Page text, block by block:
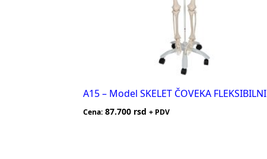
A15 – Model SKELET ČOVEKA FLEKSIBILNI
Cena: 87.700 rsd + PDV